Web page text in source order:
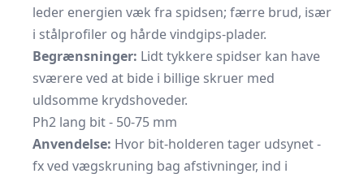
leder energien væk fra spidsen; færre brud, især
i stål­profiler og hårde vindgips-plader.
Begrænsninger: Lidt tykkere spidser kan have
sværere ved at bide i billige skruer med
uldsomme krydshoveder.
Ph2 lang bit - 50-75 mm
Anvendelse: Hvor bit-holderen tager udsynet -
fx ved væg­skruning bag afstivninger, ind i